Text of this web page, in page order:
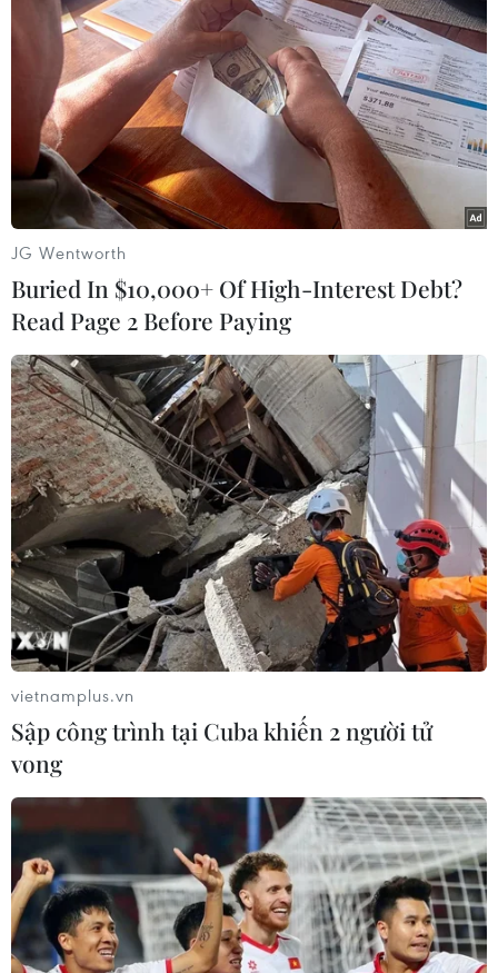
Tiếp nhận 353 công dân Việt Nam do phía
Campuchia trao trả
15/08/2025 06:51
Quá trình xác minh xác định, 353 công dân được trao
trả có địa chỉ thường trú ở 31 tỉnh, thành phố; trong đó có
339 công dân xuất cảnh bằng hộ chiếu, 14 công dân
xuất cảnh trái phép.
An Giang: Tiếp nhận 72 công dân Việt Nam
do phía Campuchia trao trả
JG Wentworth
Buried In $10,000+ Of High-Interest Debt?
Read Page 2 Before Paying
vietnamplus.vn
Sập công trình tại Cuba khiến 2 người tử
vong